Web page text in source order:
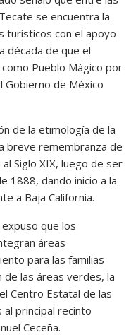
se encuentra la
turísticos con el apoyo
década de que el
Pueblo Mágico por
Gobierno de México
de la etimología de la
breve remembranza de
Siglo XIX, luego de ser
1888, dando inicio a la
a Baja California.
que los
áreas
para las familias
de las áreas verdes, la
Centro Estatal de las
principal recinto
Ceceña.